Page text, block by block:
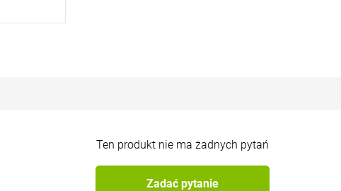
Ten produkt nie ma żadnych pytań
Zadać pytanie